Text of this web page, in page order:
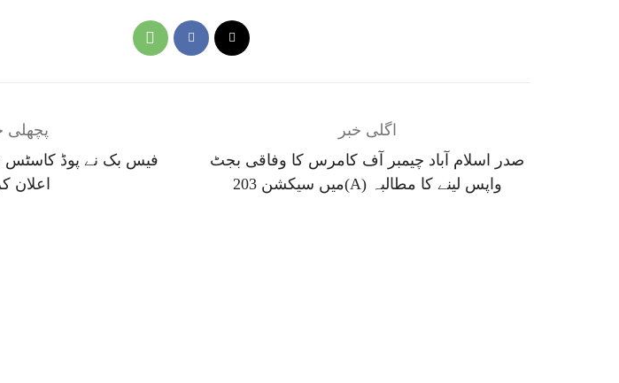
پچھلی
فیس بک نے پوڈ کاسٹس
اعلان
اگلی خبر
صدر اسلام آباد چیمبر آف کامرس کا وفاقی بجٹ
میں سیکشن 203(A) واپس لینے کا مطالبہ